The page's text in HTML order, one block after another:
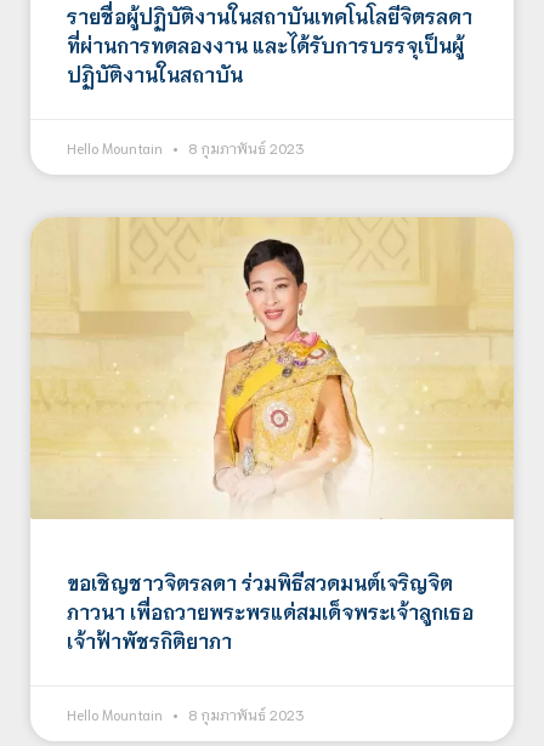
รายชื่อผู้ปฏิบัติงานในสถาบันเทคโนโลยีจิตรลดา
ที่ผ่านการทดลองงาน และได้รับการบรรจุเป็นผู้
ปฏิบัติงานในสถาบัน
Hello Mountain 8 กุมภาพันธ์ 2023
ขอเชิญชาวจิตรลดา ร่วมพิธีสวดมนต์เจริญจิต
ภาวนา เพื่อถวายพระพรแด่สมเด็จพระเจ้าลูกเธอ
เจ้าฟ้าพัชรกิติยาภา
Hello Mountain 8 กุมภาพันธ์ 2023